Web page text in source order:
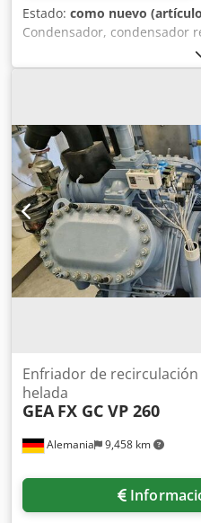
Estado: como nuevo
Condensador, condensador
condensador de
enfriamiento comercial,
máquina usada Fabricante:
Ancho: 2700 mm Dedpfxsy T
Altura: 2170 mm
Alemania 9,458 km
Enfriador de recirculación
helada
GEA FX GC VP 260